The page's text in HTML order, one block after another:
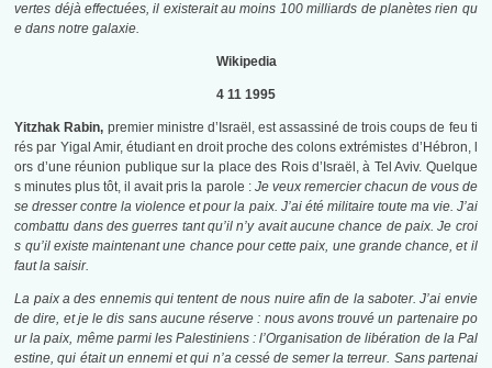
vertes déjà effectuées, il existerait au moins 100 milliards de planètes rien qu
e dans notre galaxie.
Wikipedia
4 11 1995
Yitzhak Rabin, premier ministre d’Israël, est assassiné de trois coups de feu ti
rés par Yigal Amir, étudiant en droit proche des colons extrémistes d’Hébron, l
ors d’une réunion publique sur la place des Rois d’Israël, à Tel Aviv. Quelque
s minutes plus tôt, il avait pris la parole : Je veux remercier chacun de vous de
se dresser contre la violence et pour la paix. J’ai été militaire toute ma vie. J’ai
combattu dans des guerres tant qu’il n’y avait aucune chance de paix. Je croi
s qu’il existe maintenant une chance pour cette paix, une grande chance, et il
faut la saisir.
La paix a des ennemis qui tentent de nous nuire afin de la saboter. J’ai envie
de dire, et je le dis sans aucune réserve : nous avons trouvé un partenaire po
ur la paix, même parmi les Palestiniens : l’Organisation de libération de la Pal
estine, qui était un ennemi et qui n’a cessé de semer la terreur. Sans partenai